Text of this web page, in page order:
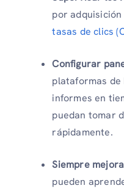
por adquisición
tasas de clics
Configurar
plataformas
informes en
puedan tomar
rápidamente.
Siempre
pueden